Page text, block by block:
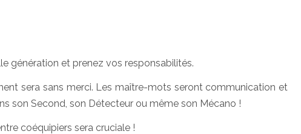
génération et prenez vos responsabilités.
sera sans merci. Les maître-mots seront communication et
son Second, son Détecteur ou même son Mécano !
coéquipiers sera cruciale !